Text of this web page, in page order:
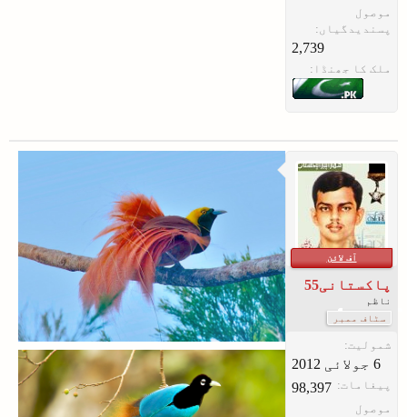
موصول
پسندیدگیاں:
2,739
ملک کا جھنڈا:
آف لائن
پاکستانی55
ناظم
سٹاف ممبر
شمولیت:
پیغامات: 98,397
موصول